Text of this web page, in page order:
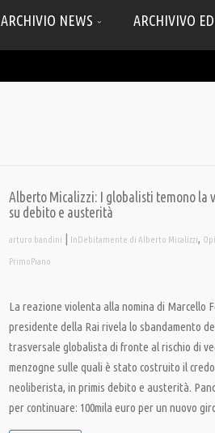
ARCHIVIO NEWS ARCHIVIVO
Alberto Micalizzi: I globalisti temono la
su debito e austerità
arturo bandini | InDebitamente di Alberto Micalizzi,
PrimoPiano
La reazione violenta alla nomina di Marcello
presidente della Rai rivela lo sbandamento
trasversale globalista di fronte al rischio di
menzogne sulle quali è stato costruito il
neoliberista, in primis debito e austerità.
per continuare: 100mila euro per un nuovo